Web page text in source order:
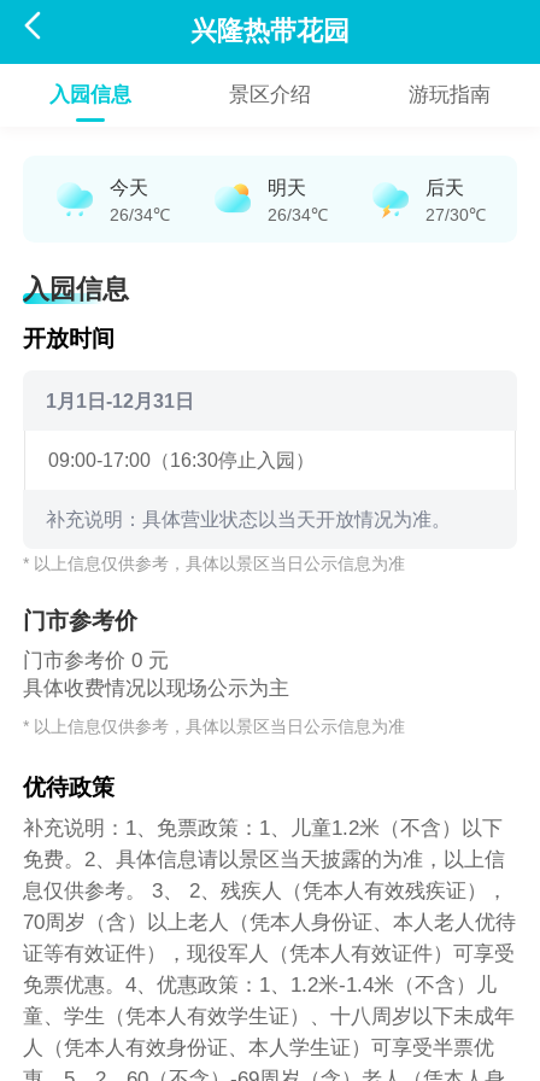
 兴隆热带花园
入园信息 景区介绍 游玩指南
今天
26/34℃
明天
26/34℃
后天
27/30℃
入园信息
开放时间
1月1日-12月31日
09:00-17:00（16:30停止入园）
补充说明：具体营业状态以当天开放情况为准。
* 以上信息仅供参考，具体以景区当日公示信息为准
门市参考价
门市参考价 0 元
具体收费情况以现场公示为主
* 以上信息仅供参考，具体以景区当日公示信息为准
优待政策
补充说明：1、免票政策：1、儿童1.2米（不含）以下
免费。2、具体信息请以景区当天披露的为准，以上信
息仅供参考。 3、 2、残疾人（凭本人有效残疾证），
70周岁（含）以上老人（凭本人身份证、本人老人优待
证等有效证件），现役军人（凭本人有效证件）可享受
免票优惠。4、优惠政策：1、1.2米-1.4米（不含）儿
童、学生（凭本人有效学生证）、十八周岁以下未成年
人（凭本人有效身份证、本人学生证）可享受半票优